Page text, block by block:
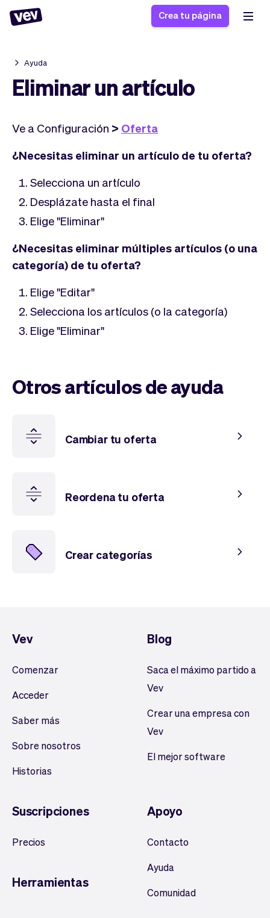
Software de gestión
para PYMES
Sistema POS
campo
CRM para PYMES
Formulario de registro
Sistema de pedidos
Software
clases
Blogs
Ayuda
App
Impuestos
Checkout
Vender
Tickets
Marketing
Pagos
Vev
Ausencias
Entregas
Crea tu página
Ayuda
Eliminar un artículo
Ve a Configuración > Oferta
¿Necesitas eliminar un artículo de tu oferta?
Selecciona un artículo
Desplázate hasta el final
Elige "Eliminar"
¿Necesitas eliminar múltiples artículos (o una
categoría) de tu oferta?
Elige "Editar"
Selecciona los artículos (o la categoría)
Elige "Eliminar"
Otros artículos de ayuda
Cambiar tu oferta
Reordena tu oferta
Crear categorías
Vev
Comenzar
Acceder
Saber más
Sobre nosotros
Historias
Blog
Saca el máximo partido a
Vev
Crear una empresa con
Vev
El mejor software
Suscripciones
Precios
Herramientas
Apoyo
Contacto
Ayuda
Comunidad